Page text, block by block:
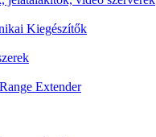
Kiegészítők
Extender